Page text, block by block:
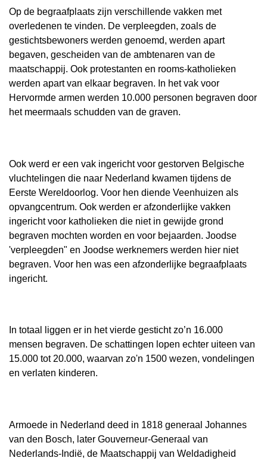
Op de begraafplaats zijn verschillende vakken met
overledenen te vinden. De verpleegden, zoals de
gestichtsbewoners werden genoemd, werden apart
begaven, gescheiden van de ambtenaren van de
maatschappij. Ook protestanten en rooms-katholieken
werden apart van elkaar begraven. In het vak voor
Hervormde armen werden 10.000 personen begraven door
het meermaals schudden van de graven.
Ook werd er een vak ingericht voor gestorven Belgische
vluchtelingen die naar Nederland kwamen tijdens de
Eerste Wereldoorlog. Voor hen diende Veenhuizen als
opvangcentrum. Ook werden er afzonderlijke vakken
ingericht voor katholieken die niet in gewijde grond
begraven mochten worden en voor bejaarden. Joodse
'verpleegden" en Joodse werknemers werden hier niet
begraven. Voor hen was een afzonderlijke begraafplaats
ingericht.
In totaal liggen er in het vierde gesticht zo’n 16.000
mensen begraven. De schattingen lopen echter uiteen van
15.000 tot 20.000, waarvan zo'n 1500 wezen, vondelingen
en verlaten kinderen.
Armoede in Nederland deed in 1818 generaal Johannes
van den Bosch, later Gouverneur-Generaal van
Nederlands-Indië, de Maatschappij van Weldadigheid